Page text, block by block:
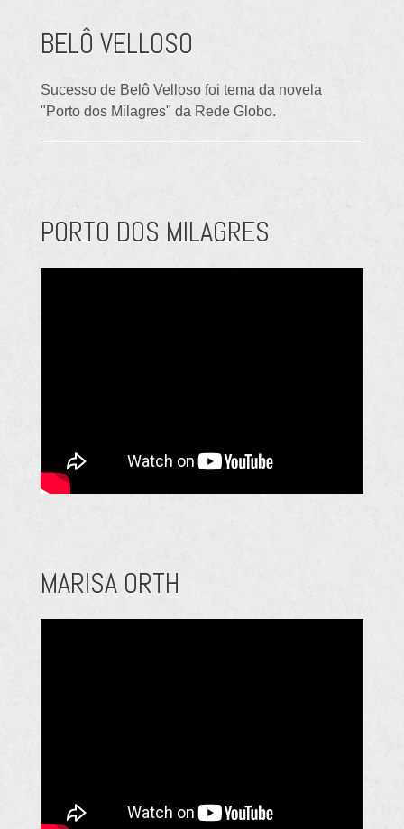
BELÔ VELLOSO
Sucesso de Belô Velloso foi tema da novela
"Porto dos Milagres" da Rede Globo.
PORTO DOS MILAGRES
MARISA ORTH